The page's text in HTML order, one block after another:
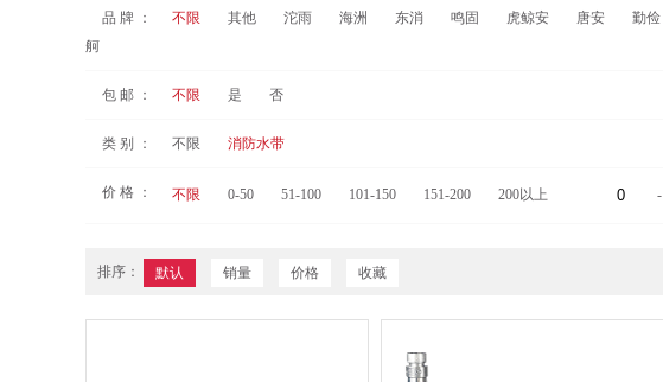
品 牌 ： 不限 其他 沱雨 海洲 东消 鸣固 虎鲸安 唐安 勤俭
舸
包 邮 ： 不限 是 否
类 别 ： 不限 消防水带
价 格 ： 不限 0-50 51-100 101-150 151-200 200以上 -
排序： 默认 销量 价格 收藏